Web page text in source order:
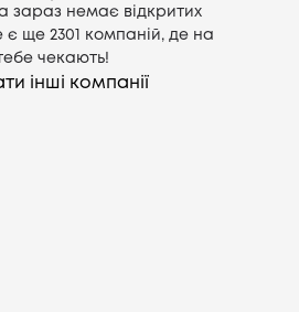
зараз немає відкритих
є ще 2301
компаній, де на
чекають!
інші компанії